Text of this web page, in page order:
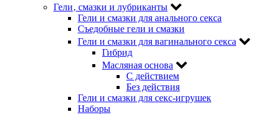
Гели‚ смазки и лубриканты
Гели и смазки для анального секса
Съедобные гели и смазки
Гели и смазки для вагинального секса
Гибрид
Масляная основа
С действием
Без действия
Гели и смазки для секс-игрушек
Наборы